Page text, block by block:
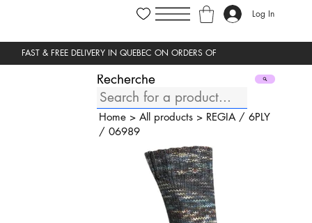
Log In
Recherche
Home> All products> REGIA / 6PLY
/ 06989